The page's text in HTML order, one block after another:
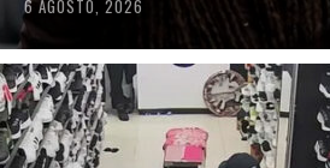
6 AGOSTO, 2026